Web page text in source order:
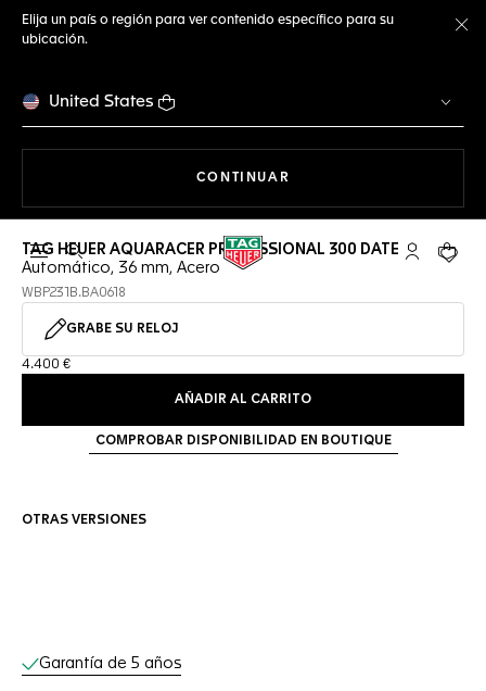
Elija un país o región para ver contenido específico para su
ubicación.
United States
CONTINUAR
Abrir el menú de búsqueda Cuenta Mi
Su
TAG HEUER AQUARACER PROFESSIONAL 300 DATE
Automático, 36 mm, Acero
WBP231B.BA0618
GRABE SU RELOJ
4.400 €
AÑADIR AL CARRITO
COMPROBAR DISPONIBILIDAD EN BOUTIQUE
OTRAS VERSIONES
Servicios online
Garantía de 5 años